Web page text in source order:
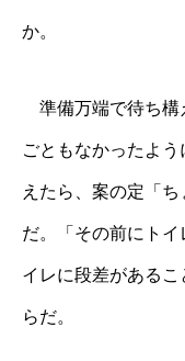
か。
準備万端で待ち構
ごともなかったよ
えたら、案の定「
だ。「その前にト
イレに段差がある
らだ。